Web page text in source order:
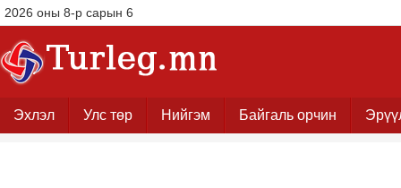
2026 оны 8-р сарын 6
Эхлэл Улс төр Нийгэм Байгаль орчин